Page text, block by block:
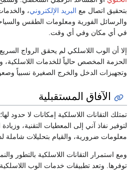
بتحقيق اتصال مع البريد الإلكتروني،
والرسائل الفورية ومعلومات الطقس
في أي مكان وفي أي وقت.
إلا أن الوب اللاسلكي لم يحقق الرواج
الحزمة المخصص حالياً للخدمات اللاسلكية،
وتجهيزات الدخل والخرج الصغيرة نسبياً
الآفاق المستقبلية
تمتلك التقانات اللاسلكية إمكانات لا حدود
لتوفير نفاذ آني إلى المعطيات التقنية، وزيادة
معلومات ضرورية، والقيام بتحليلات شاملة
ومع استمرار التقانات اللاسلكية بالتطور
توفرها. وتعد تطبيقات خدمات الوب